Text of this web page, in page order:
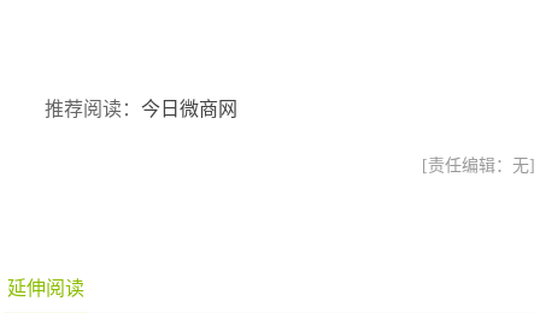
推荐阅读：今日微商网
[责任编辑：无]
延伸阅读